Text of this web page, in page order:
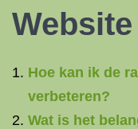
Website
Hoe kan ik de
verbeteren?
Wat is het